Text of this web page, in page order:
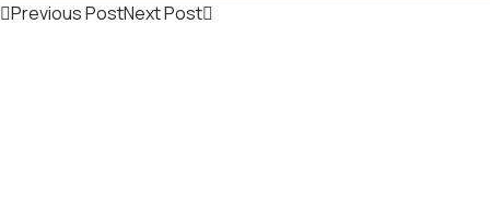
Previous PostNext Post